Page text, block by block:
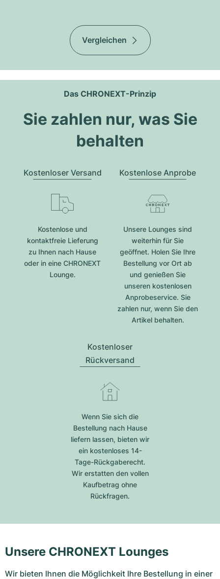
Vergleichen
Das CHRONEXT-Prinzip
Sie zahlen nur, was Sie
behalten
Kostenloser Versand
Kostenlose und
kontaktfreie Lieferung
zu Ihnen nach Hause
oder in eine CHRONEXT
Lounge.
Kostenlose Anprobe
Unsere Lounges sind
weiterhin für Sie
geöffnet. Holen Sie Ihre
Bestellung vor Ort ab
und genießen Sie
unseren kostenlosen
Anprobeservice. Sie
zahlen nur, wenn Sie den
Artikel behalten.
Kostenloser
Rückversand
Wenn Sie sich die
Bestellung nach Hause
liefern lassen, bieten wir
ein kostenloses 14-
Tage-Rückgaberecht.
Wir erstatten den vollen
Kaufbetrag ohne
Rückfragen.
Unsere CHRONEXT Lounges
Wir bieten Ihnen die Möglichkeit Ihre Bestellung in einer